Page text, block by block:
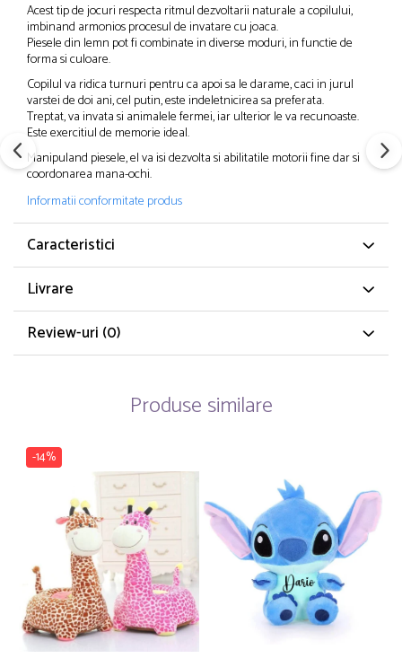
Acest tip de jocuri respecta ritmul dezvoltarii naturale a copilului,
imbinand armonios procesul de invatare cu joaca.
Piesele din lemn pot fi combinate in diverse moduri, in functie de
forma si culoare.
Copilul va ridica turnuri pentru ca apoi sa le darame, caci in jurul
varstei de doi ani, cel putin, este indeletnicirea sa preferata.
Treptat, va invata si animalele fermei, iar ulterior le va recunoaste.
Este exercitiul de memorie ideal.
Manipuland piesele, el va isi dezvolta si abilitatile motorii fine dar si
coordonarea mana-ochi.
Informatii conformitate produs
Caracteristici
Livrare
Review-uri (0)
Produse similare
-14%